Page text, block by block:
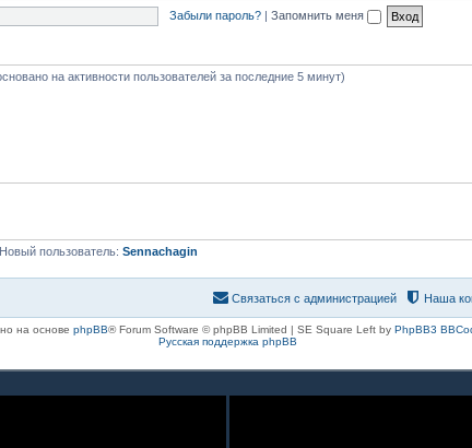
Забыли пароль? | Запомнить меня
на активности пользователей за последние 5 минут)
пользователь: Sennachagin
Наша
Связаться с администрацией
на основе phpBB® Forum Software © phpBB Limited | SE Square Left by PhpBB3
Русская поддержка phpBB